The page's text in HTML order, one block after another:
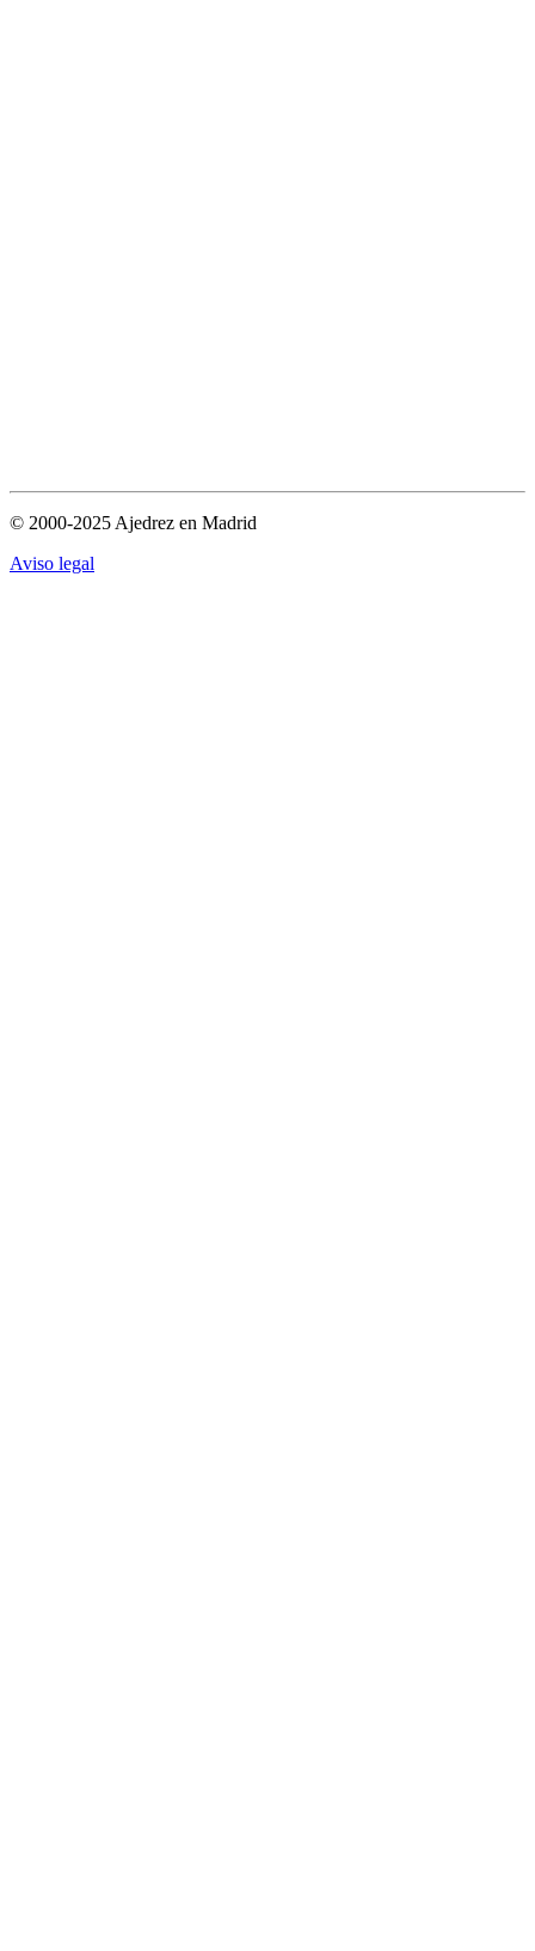
© 2000-2025 Ajedrez en Madrid
Aviso legal